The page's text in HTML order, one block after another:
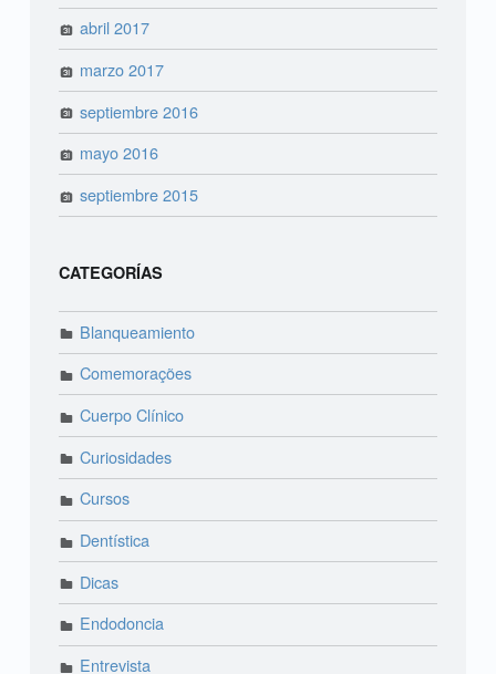
abril 2017
marzo 2017
septiembre 2016
mayo 2016
septiembre 2015
CATEGORÍAS
Blanqueamiento
Comemorações
Cuerpo Clínico
Curiosidades
Cursos
Dentística
Dicas
Endodoncia
Entrevista